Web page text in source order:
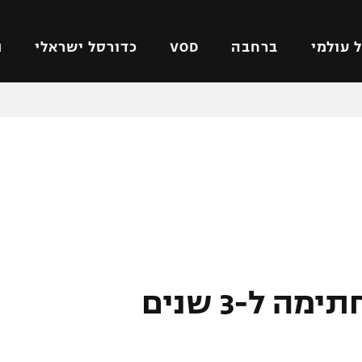
עולמי ברחבה VOD כדורסל ישראלי
ליגה איטלקית
ליגה צרפתיתגיא אסולין על סף חתימה ל-3 שנים